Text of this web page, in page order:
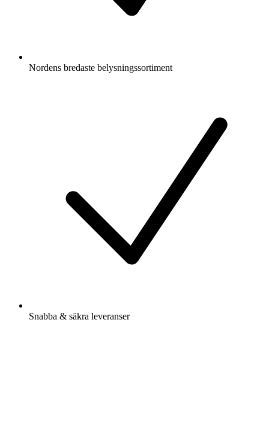
Nordens bredaste belysningssortiment
Snabba & säkra leveranser